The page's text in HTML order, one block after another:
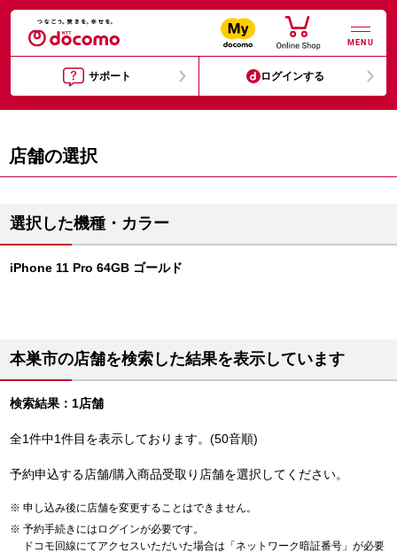
MENU
サポート ログインする
店舗の選択
選択した機種・カラー
iPhone 11 Pro 64GB ゴールド
本巣市の店舗を検索した結果を表示しています
検索結果：1店舗
全1件中1件目を表示しております。(50音順)
予約申込する店舗/購入商品受取り店舗を選択してください。
申し込み後に店舗を変更することはできません。
予約手続きにはログインが必要です。
ドコモ回線にてアクセスいただいた場合は「ネットワーク暗証番号」が必要